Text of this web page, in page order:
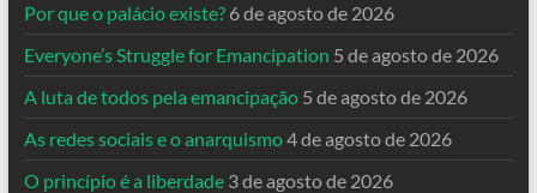
Por que o palácio existe? 6 de agosto de 2026
Everyone’s Struggle for Emancipation 5 de agosto de 2026
A luta de todos pela emancipação 5 de agosto de 2026
As redes sociais e o anarquismo4 de agosto de 2026
O princípio é a liberdade 3 de agosto de 2026